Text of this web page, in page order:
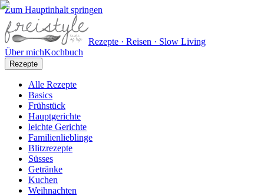
Zum Hauptinhalt springen
Rezepte · Reisen · Slow Living
Über michKochbuch
Rezepte
Alle Rezepte
Basics
Frühstück
Hauptgerichte
leichte Gerichte
Familienlieblinge
Blitzrezepte
Süsses
Getränke
Kuchen
Weihnachten